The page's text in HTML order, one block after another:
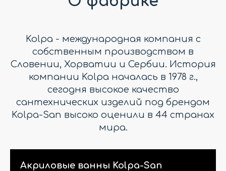
Kolpa - международная компания с
собственным производством в
Словении, Хорватии и Сербии. История
компании Kolpa началась в 1978 г.,
сегодня высокое качество
сантехнических изделий под брендом
Kolpa-San высоко оценили в 44 странах
мира.
Акриловые ванны Kolpa-San